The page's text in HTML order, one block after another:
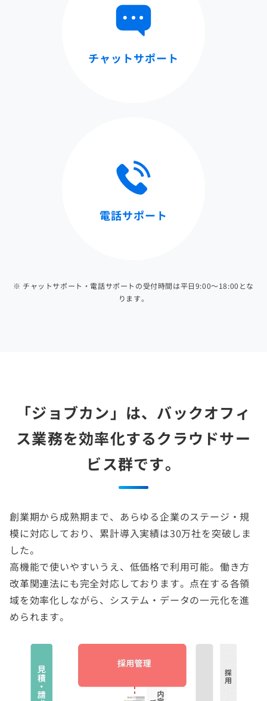
チャットサポート
電話サポート
※ チャットサポート・電話サポートの受付時間は平日9:00～18:00とな
ります。
「ジョブカン」は、バックオフィ
ス業務を効率化するクラウドサー
ビス群です。
創業期から成熟期まで、あらゆる企業のステージ・規
模に対応しており、累計導入実績は30万社を突破しま
した。
高機能で使いやすいうえ、低価格で利用可能。働き方
改革関連法にも完全対応しております。点在する各領
域を効率化しながら、システム・データの一元化を進
められます。